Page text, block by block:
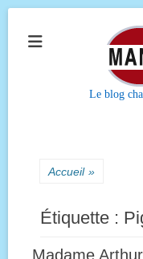
Le blog
Accueil »
Étiquette :
Madame